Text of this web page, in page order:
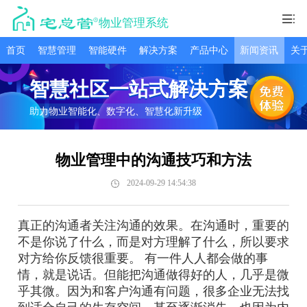
物业管理系统
首页 智慧管理 智能硬件 解决方案 产品中心 新闻资讯 关
智慧社区一站式解决方案
助力物业智能化、数字化、智慧化新升级
物业管理中的沟通技巧和方法
2024-09-29 14:54:38
真正的沟通者关注沟通的效果。在沟通时，重要的
不是你说了什么，而是对方理解了什么，所以要求
对方给你反馈很重要。 有一件人人都会做的事
情，就是说话。但能把沟通做得好的人，几乎是微
乎其微。因为和客户沟通有问题，很多企业无法找